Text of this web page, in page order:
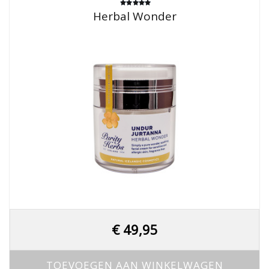
Gewaardeerd
5.00
Herbal Wonder
€49,95
TOEVOEGEN AAN WINKELWAGEN